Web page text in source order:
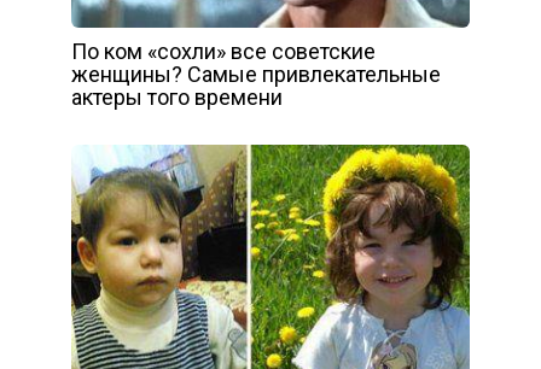
По ком «сохли» все советские
женщины? Самые привлекательные
актеры того времени